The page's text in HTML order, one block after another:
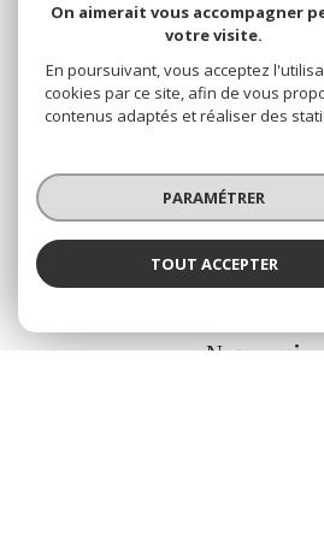
Immolami
Immolami Gujan-
84B Lotissement
33470Gujan-
05 56 54 90 18
immolami@gmail.com
Nous
On aimerait vous accompagner
votre visite.
En poursuivant, vous acceptez
cookies par ce site, afin de vous
contenus adaptés et réaliser des
PARAMÉTRER
TOUT ACCEPTER